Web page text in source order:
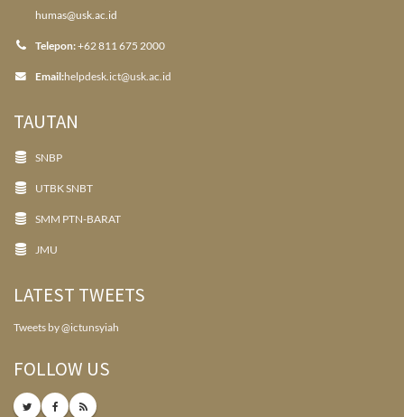
humas@usk.ac.id
Telepon:+62 811 675 2000
Email:helpdesk.ict@usk.ac.id
TAUTAN
SNBP
UTBK SNBT
SMM PTN-BARAT
JMU
LATEST TWEETS
Tweets by @ictunsyiah
FOLLOW US